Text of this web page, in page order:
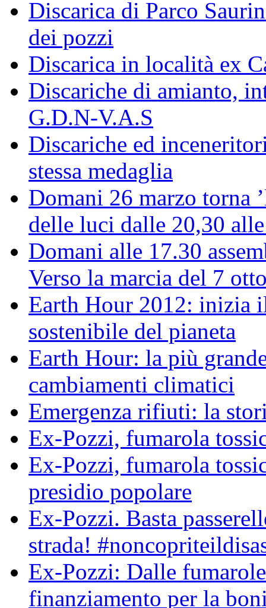
Discarica di Parco
dei pozzi
Discarica in località ex
Discariche di amianto,
G.D.N-V.A.S
Discariche ed
stessa medaglia
Domani 26 marzo torna
delle luci dalle 20,30
Domani alle 17.30
Verso la marcia del 7
Earth Hour 2012: inizia
sostenibile del pianeta
Earth Hour: la più
cambiamenti climatici
Emergenza rifiuti: la
Ex-Pozzi, fumarola
Ex-Pozzi, fumarola
presidio popolare
Ex-Pozzi. Basta
strada!
Ex-Pozzi: Dalle
finanziamento per la